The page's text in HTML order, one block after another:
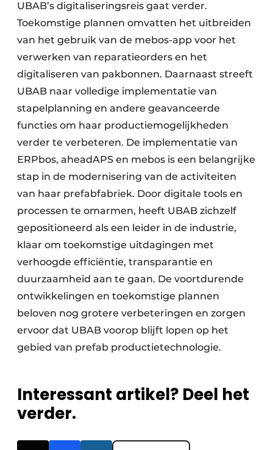
UBAB’s digitaliseringsreis gaat verder.
Toekomstige plannen omvatten het uitbreiden
van het gebruik van de mebos-app voor het
verwerken van reparatieorders en het
digitaliseren van pakbonnen. Daarnaast streeft
UBAB naar volledige implementatie van
stapelplanning en andere geavanceerde
functies om haar productiemogelijkheden
verder te verbeteren. De implementatie van
ERPbos, aheadAPS en mebos is een belangrijke
stap in de modernisering van de activiteiten
van haar prefabfabriek. Door digitale tools en
processen te omarmen, heeft UBAB zichzelf
gepositioneerd als een leider in de industrie,
klaar om toekomstige uitdagingen met
verhoogde efficiëntie, transparantie en
duurzaamheid aan te gaan. De voortdurende
ontwikkelingen en toekomstige plannen
beloven nog grotere verbeteringen en zorgen
ervoor dat UBAB voorop blijft lopen op het
gebied van prefab productietechnologie.
Interessant artikel? Deel het
verder.